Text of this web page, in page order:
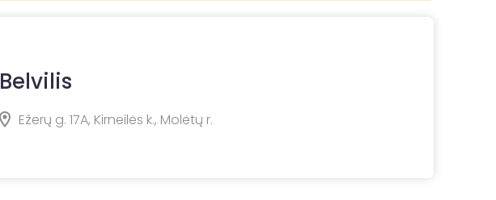
Belvilis
Ežerų g. 17A, Kirneilės k., Molėtų r.